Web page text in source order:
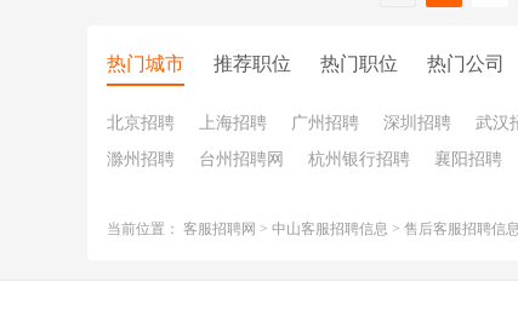
热门城市 推荐职位 热门职位 热门公司
北京招聘 上海招聘 广州招聘 深圳招聘 武汉
滁州招聘
台州招聘网 杭州银行招聘 襄阳招聘
当前位置： 客服招聘网 > 中山客服招聘信息 > 售后客服招聘信息